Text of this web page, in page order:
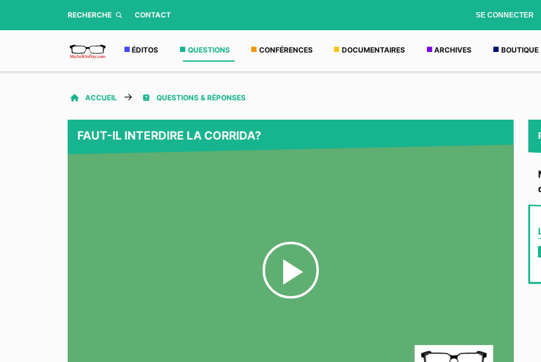
RECHERCHE CONTACT SE CONNECTER
ÉDITOS QUESTIONS CONFÉRENCES DOCUMENTAIRES ARCHIVES BOUTIQUE
ACCUEIL QUESTIONS & RÉPONSES
FAUT-IL INTERDIRE LA CORRIDA?
Play